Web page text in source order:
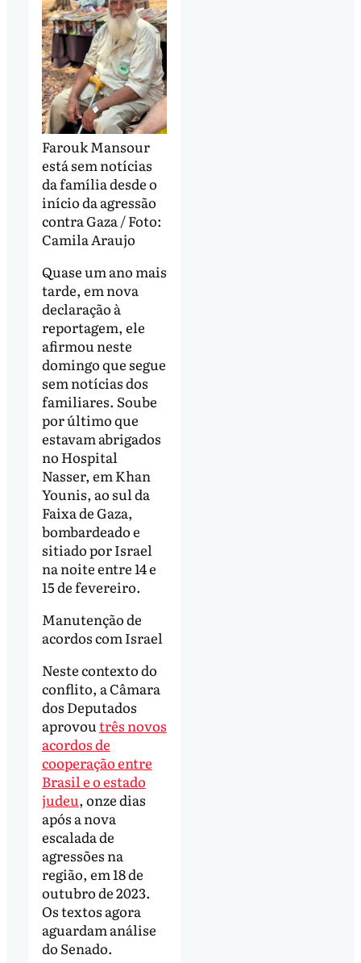
Farouk Mansour
está sem notícias
da família desde o
início da agressão
contra Gaza / Foto:
Camila Araujo
Quase um ano mais
tarde, em nova
declaração à
reportagem, ele
afirmou neste
domingo que segue
sem notícias dos
familiares. Soube
por último que
estavam abrigados
no Hospital
Nasser, em Khan
Younis, ao sul da
Faixa de Gaza,
bombardeado e
sitiado por Israel
na noite entre 14 e
15 de fevereiro.
Manutenção de
acordos com Israel
Neste contexto do
conflito, a Câmara
dos Deputados
aprovou três novos
acordos de
cooperação entre
Brasil e o estado
judeu, onze dias
após a nova
escalada de
agressões na
região, em 18 de
outubro de 2023.
Os textos agora
aguardam análise
do Senado.